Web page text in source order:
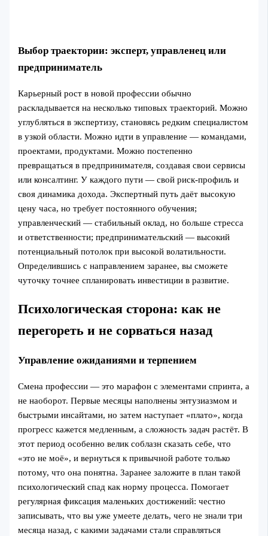
Выбор траектории: эксперт, управленец или
предприниматель
Карьерный рост в новой профессии обычно
раскладывается на несколько типовых траекторий. Можно
углубляться в экспертизу, становясь редким специалистом
в узкой области. Можно идти в управление — командами,
проектами, продуктами. Можно постепенно
превращаться в предпринимателя, создавая свои сервисы
или консалтинг. У каждого пути — свой риск-профиль и
своя динамика дохода. Экспертный путь даёт высокую
цену часа, но требует постоянного обучения;
управленческий — стабильный оклад, но больше стресса
и ответственности; предпринимательский — высокий
потенциальный потолок при высокой волатильности.
Определившись с направлением заранее, вы сможете
чуточку точнее спланировать инвестиции в развитие.
Психологическая сторона: как не
перегореть и не сорваться назад
Управление ожиданиями и терпением
Смена профессии — это марафон с элементами спринта, а
не наоборот. Первые месяцы наполнены энтузиазмом и
быстрыми инсайтами, но затем наступает «плато», когда
прогресс кажется медленным, а сложность задач растёт. В
этот период особенно велик соблазн сказать себе, что
«это не моё», и вернуться к привычной работе только
потому, что она понятна. Заранее заложите в план такой
психологический спад как норму процесса. Помогает
регулярная фиксация маленьких достижений: честно
записывать, что вы уже умеете делать, чего не знали три
месяца назад, с какими задачами стали справляться